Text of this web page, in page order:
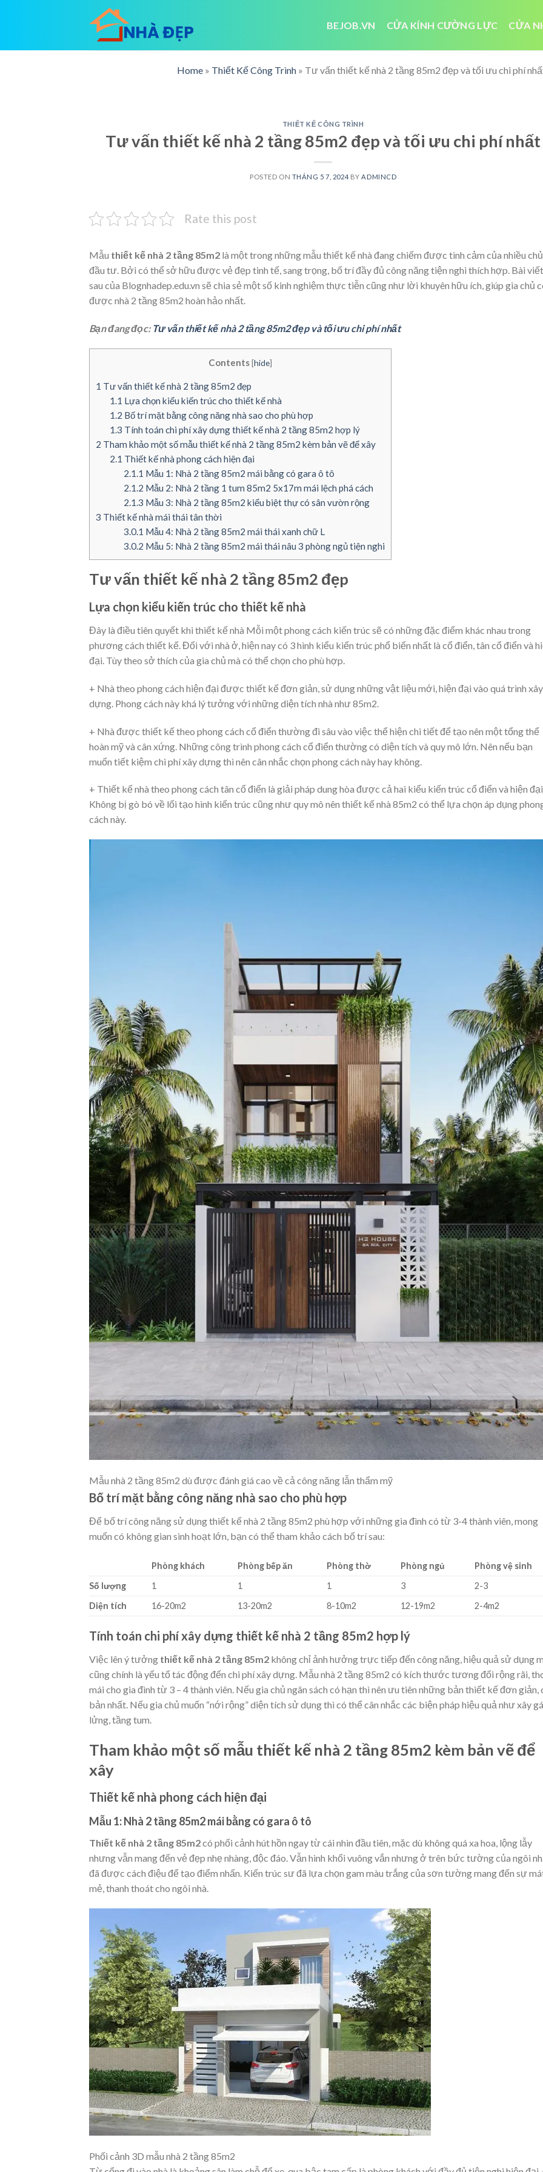
BEJOB.VN CỬA KÍNH CƯỜNG LỰC CỬA
Home » Thiết Kế Công Trình » Tư vấn thiết kế nhà 2 tầng 85m2 đẹp và tối ưu chi phí
THIẾT KẾ CÔNG TRÌNH
Tư vấn thiết kế nhà 2 tầng 85m2 đẹp và tối ưu chi phí nhất
POSTED ON THÁNG 5 7, 2024 BYADMINCD
Rate this post
Mẫu thiết kế nhà 2 tầng 85m2 là một trong những mẫu thiết kế nhà đang chiếm được tình cảm của nhiều chủ
đầu tư. Bởi có thể sở hữu được vẻ đẹp tinh tế, sang trọng, bố trí đầy đủ công năng tiện nghi thích hợp. Bài viết
sau của Blognhadep.edu.vn sẽ chia sẻ một số kinh nghiệm thực tiễn cũng như lời khuyên hữu ích, giúp gia chủ
được nhà 2 tầng 85m2 hoàn hảo nhất.
Bạn đang đọc: Tư vấn thiết kế nhà 2 tầng 85m2 đẹp và tối ưu chi phí nhất
Contents[hide]
1 Tư vấn thiết kế nhà 2 tầng 85m2 đẹp
1.1 Lựa chọn kiểu kiến trúc cho thiết kế nhà
1.2 Bố trí mặt bằng công năng nhà sao cho phù hợp
1.3 Tính toán chi phí xây dựng thiết kế nhà 2 tầng 85m2 hợp lý
2 Tham khảo một số mẫu thiết kế nhà 2 tầng 85m2 kèm bản vẽ để xây
2.1 Thiết kế nhà phong cách hiện đại
2.1.1 Mẫu 1: Nhà 2 tầng 85m2 mái bằng có gara ô tô
2.1.2 Mẫu 2: Nhà 2 tầng 1 tum 85m2 5x17m mái lệch phá cách
2.1.3 Mẫu 3: Nhà 2 tầng 85m2 kiểu biệt thự có sân vườn rộng
3 Thiết kế nhà mái thái tân thời
3.0.1 Mẫu 4: Nhà 2 tầng 85m2 mái thái xanh chữ L
3.0.2 Mẫu 5: Nhà 2 tầng 85m2 mái thái nâu 3 phòng ngủ tiện nghi
Tư vấn thiết kế nhà 2 tầng 85m2 đẹp
Lựa chọn kiểu kiến trúc cho thiết kế nhà
Đây là điều tiên quyết khi thiết kế nhà Mỗi một phong cách kiến trúc sẽ có những đặc điểm khác nhau trong
phương cách thiết kế. Đối với nhà ở, hiện nay có 3 hình kiểu kiến trúc phổ biến nhất là cổ điển, tân cổ điển và
đại. Tùy theo sở thích của gia chủ mà có thể chọn cho phù hợp.
+ Nhà theo phong cách hiện đại được thiết kế đơn giản, sử dụng những vật liệu mới, hiện đại vào quá trình xây
dựng. Phong cách này khá lý tưởng với những diện tích nhà như 85m2.
+ Nhà được thiết kế theo phong cách cổ điển thường đi sâu vào việc thể hiện chi tiết để tạo nên một tổng thể
hoàn mỹ và cân xứng. Những công trình phong cách cổ điển thường có diện tích và quy mô lớn. Nên nếu bạn
muốn tiết kiệm chi phí xây dựng thì nên cân nhắc chọn phong cách này hay không.
+ Thiết kế nhà theo phong cách tân cổ điển là giải pháp dung hòa được cả hai kiểu kiến trúc cổ điển và hiện
Không bị gò bó về lối tạo hình kiến trúc cũng như quy mô nên thiết kế nhà 85m2 có thể lựa chọn áp dụng
cách này.
Mẫu nhà 2 tầng 85m2 dù được đánh giá cao về cả công năng lẫn thẩm mỹ
Bố trí mặt bằng công năng nhà sao cho phù hợp
Để bố trí công năng sử dụng thiết kế nhà 2 tầng 85m2 phù hợp với những gia đình có từ 3-4 thành viên, mong
muốn có không gian sinh hoạt lớn, bạn có thể tham khảo cách bố trí sau:
Phòng khách Phòng bếp ăn Phòng thờ Phòng ngủ
Phòng vệ sinh
Số lượng
1 1 1 3
2-3
Diện tích
16-20m2 13-20m2 8-10m2 12-19m2 2-4m2
Tính toán chi phí xây dựng thiết kế nhà 2 tầng 85m2 hợp lý
Việc lên ý tưởng thiết kế nhà 2 tầng 85m2 không chỉ ảnh hưởng trực tiếp đến công năng, hiệu quả sử dụng
cũng chính là yếu tố tác động đến chi phí xây dựng. Mẫu nhà 2 tầng 85m2 có kích thước tương đối rộng rãi,
mái cho gia đình từ 3 – 4 thành viên. Nếu gia chủ ngân sách có hạn thì nên ưu tiên những bản thiết kế đơn giản,
bản nhất. Nếu gia chủ muốn “nới rộng” diện tích sử dụng thì có thể cân nhắc các biện pháp hiệu quả như xây
lửng, tầng tum.
Tham khảo một số mẫu thiết kế nhà 2 tầng 85m2 kèm bản vẽ để
xây
Thiết kế nhà phong cách hiện đại
Mẫu 1: Nhà 2 tầng 85m2 mái bằng có gara ô tô
Thiết kế nhà 2 tầng 85m2có phối cảnh hút hồn ngay từ cái nhìn đầu tiên, mặc dù không quá xa hoa, lộng lẫy
nhưng vẫn mang đến vẻ đẹp nhẹ nhàng, độc đáo. Vẫn hình khối vuông vắn nhưng ở trên bức tường của ngôi
đã được cách điệu để tạo điểm nhấn. Kiến trúc sư đã lựa chọn gam màu trắng của sơn tường mang đến sự
mẻ, thanh thoát cho ngôi nhà.
Phối cảnh 3D mẫu nhà 2 tầng 85m2